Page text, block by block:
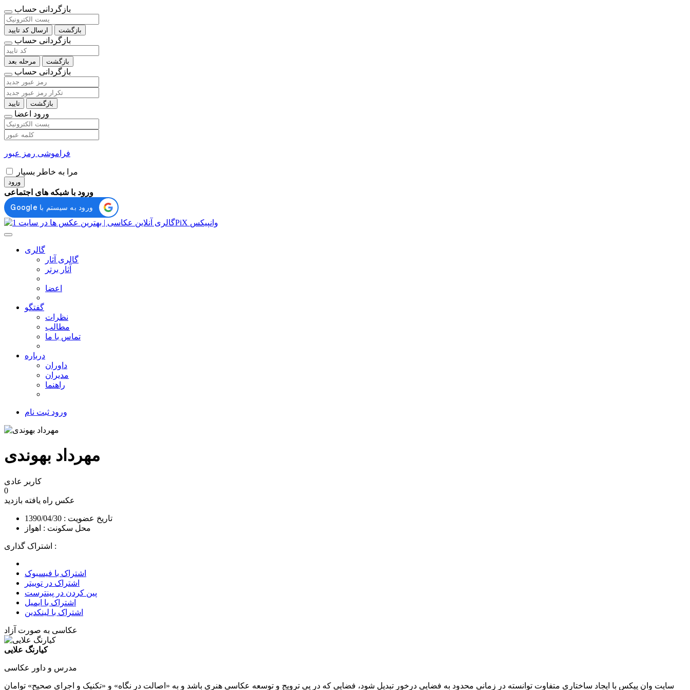
بازگردانی حساب
ارسال کد تایید بازگشت
بازگردانی حساب
مرحله بعد بازگشت
بازگردانی حساب
تایید بازگشت
ورود اعضا
فراموشی رمز عبور
مرا به خاطر بسپار
ورود
ورود با شبکه های اجتماعی
گالری
گالری آثار
آثار برتر
اعضا
گفتگو
نظرات
مطالب
تماس با ما
درباره
داوران
مدیران
راهنما
ورود ثبت نام
مهرداد بهوندی
کاربر عادی
0
عکس راه یافته بازدید
تاریخ عضویت : 1390/04/30
محل سکونت : اهواز
اشتراک گذاری :
اشتراک با فیسبوک
اشتراک در توییتر
پین کردن در پینترست
اشتراک با ایمیل
اشتراک با لینکدین
عکاسی به صورت آزاد
کیارنگ علایی
مدرس و داور عکاسی
سایت وان پیکس با ایجاد ساختاری متفاوت توانسته در زمانی محدود به فضایی درخور تبدیل شود، فضایی که در پی ترویج و توسعه عکاسی هنری باشد و به «اصالت در نگاه» و «تکنیک و اجرای صحیح» توامان